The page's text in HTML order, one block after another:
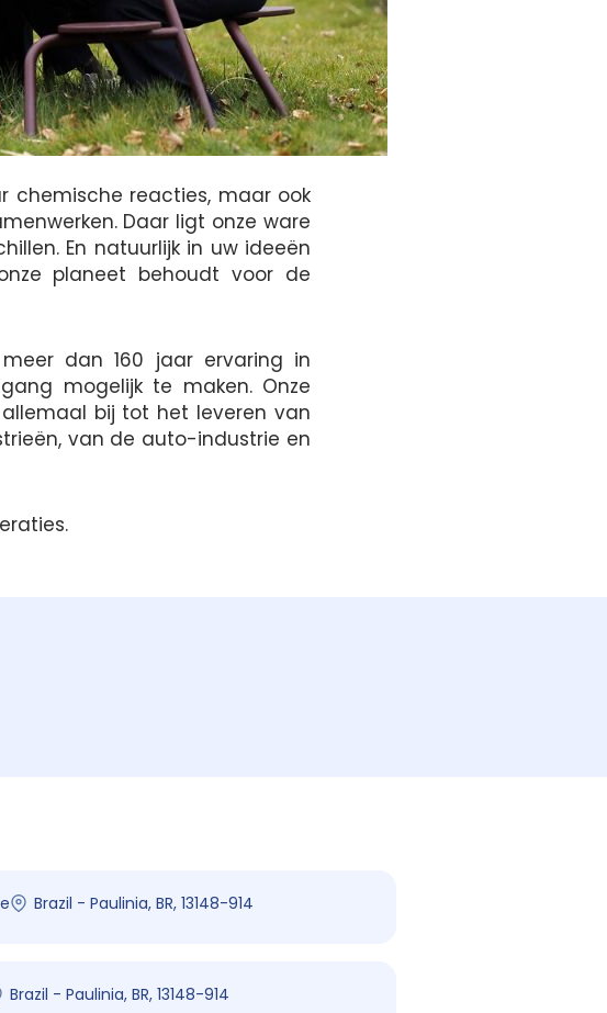
chemische reacties, maar ook
Daar ligt onze ware
En natuurlijk in uw ideeën
planeet behoudt voor de
dan 160 jaar ervaring in
mogelijk te maken. Onze
bij tot het leveren van
van de auto-industrie en
Brazil - Paulinia, BR, 13148-914
Brazil - Paulinia, BR, 13148-914